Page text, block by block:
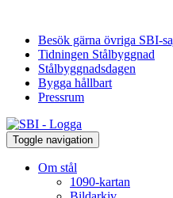
Besök gärna övriga SBI-
Tidningen Stålbyggnad
Stålbyggnadsdagen
Bygga hållbart
Pressrum
Toggle navigation
Om stål
1090-kartan